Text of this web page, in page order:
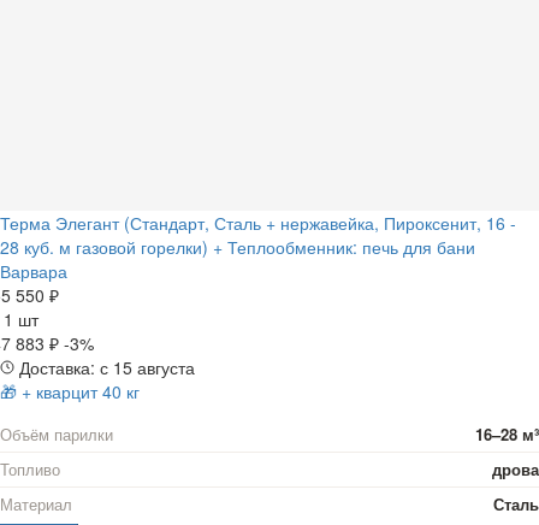
Терма Элегант (Стандарт, Сталь + нержавейка, Пироксенит, 16 -
28 куб. м газовой горелки) + Теплообменник: печь для бани
Варвара
550 ₽
1 шт
883 ₽ -3%
Доставка: с 15 августа
🎁 + кварцит 40 кг
Объём парилки
16–28 м³
Топливо
дрова
Материал
Сталь